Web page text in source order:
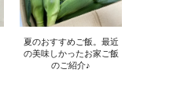
夏のおすすめご飯。最近
の美味しかったお家ご飯
のご紹介♪